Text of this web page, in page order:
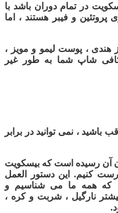
در تمام دوران باشد با
و فیبر هستند ، اما
هندی ، پوست لیمو و مویز ،
کافی شاپ شما به طور غیر
، نمی توانید در برابر
آن رسیده است که بیسکویت
کنیم. این دستور العمل
که همه ما می شناسیم و
نارگیل ، شربت و کره ،